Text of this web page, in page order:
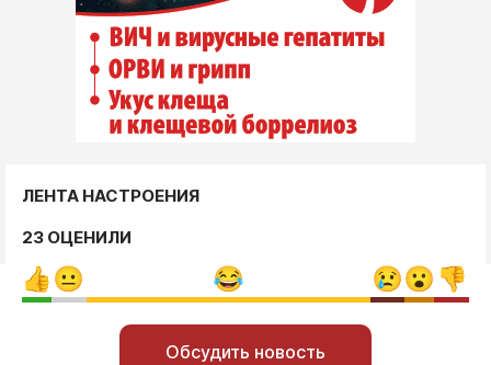
ЛЕНТА НАСТРОЕНИЯ
23 ОЦЕНИЛИ
Обсудить новость